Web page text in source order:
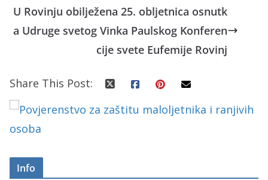
U Rovinju obilježena 25. obljetnica osnutk
a Udruge svetog Vinka Paulskog Konferen
cije svete Eufemije Rovinj
Share This Post:
Info